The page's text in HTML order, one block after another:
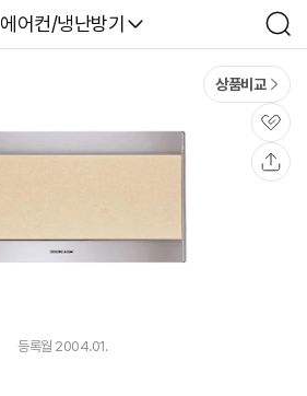
다나와
에어컨/냉난방기
검
색
상품비교
관
심
등록월 2004.01.